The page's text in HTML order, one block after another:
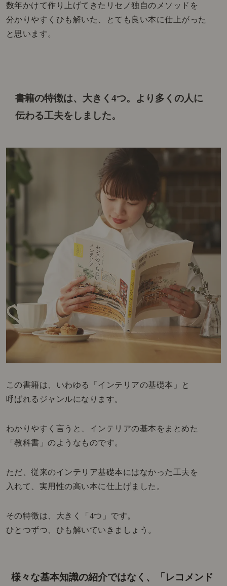
数年かけて作り上げてきたリセノ独自のメソッドを
分かりやすくひも解いた、とても良い本に仕上がった
と思います。
書籍の特徴は、大きく4つ。 より多くの人に
伝わる工夫をしました。
この書籍は、いわゆる「インテリアの基礎本」と
呼ばれるジャンルになります。
わかりやすく言うと、インテリアの基本をまとめた
「教科書」のようなものです。
ただ、従来のインテリア基礎本にはなかった工夫を
入れて、実用性の高い本に仕上げました。
その特徴は、大きく「4つ」です。
ひとつずつ、ひも解いていきましょう。
様々な基本知識の紹介ではなく、
「レコメンド